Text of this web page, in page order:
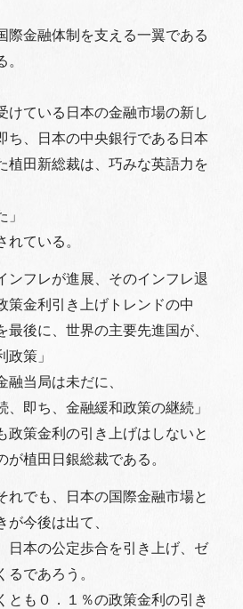
際金融体制を支える一翼である
けている日本の金融市場の新し
ち、日本の中央銀行である日本
植田新総裁は、巧みな英語力を
ている。
ンフレが進展、そのインフレ退
策金利引き上げトレンドの中
後に、世界の主要先進国が、
政策」
当局は未だに、
、即ち、金融緩和政策の継続」
政策金利の引き上げはしないと
植田日銀総裁である。
れでも、日本の国際金融市場と
今後は出て、
日本の公定歩合を引き上げ、ゼ
るであろう。
とも０．１％の政策金利の引き